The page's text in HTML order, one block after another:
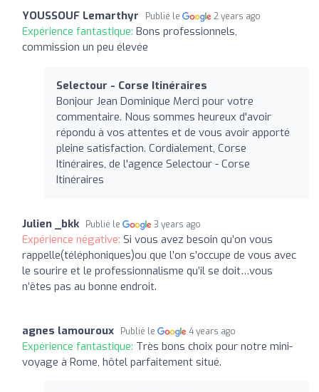
YOUSSOUF Lemarthyr Publié le 2 years ago
Expérience fantastique: Bons professionnels,
commission un peu élevée
Selectour - Corse Itinéraires
Bonjour Jean Dominique Merci pour votre
commentaire. Nous sommes heureux d'avoir
répondu à vos attentes et de vous avoir apporté
pleine satisfaction. Cordialement, Corse
Itinéraires, de l'agence Selectour - Corse
Itinéraires
Julien _bkk Publié le 3 years ago
Expérience négative: Si vous avez besoin qu’on vous
rappelle(téléphoniques)ou que l’on s’occupe de vous avec
le sourire et le professionnalisme qu’il se doit…vous
n’êtes pas au bonne endroit.
agnes lamouroux Publié le 4 years ago
Expérience fantastique: Très bons choix pour notre mini-
voyage à Rome, hôtel parfaitement situé.